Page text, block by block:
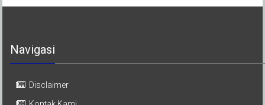
Navigasi
Disclaimer